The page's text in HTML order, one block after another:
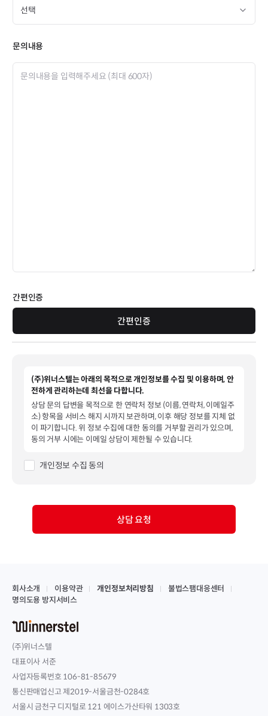
문의내용
간편인증
간편인증
(주)위너스텔는 아래의 목적으로 개인정보를 수집 및 이용하며, 안
전하게 관리하는데 최선을 다합니다.
상담 문의 답변을 목적으로 한 연락처 정보 (이름, 연락처, 이메일주
소) 항목을 서비스 해지 시까지 보관하며, 이후 해당 정보를 지체 없
이 파기합니다. 위 정보 수집에 대한 동의를 거부할 권리가 있으며,
동의 거부 시에는 이메일 상담이 제한될 수 있습니다.
개인정보 수집 동의
상담 요청
회사소개 이용약관 개인정보처리방침
불법스팸대응센터
명의도용 방지서비스
(주)위너스텔
대표이사 서준
사업자등록번호 106-81-85679
통신판매업신고 제2019-서울금천-0284호
서울시 금천구 디지털로 121 에이스가산타워 1303호